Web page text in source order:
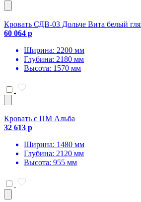
Кровать СДВ-03 Дольче Вита белый
60 064 р
Ширина: 2200 мм
Глубина: 2180 мм
Высота: 1570 мм
Кровать с ПМ Альба
32 613 р
Ширина: 1480 мм
Глубина: 2120 мм
Высота: 955 мм